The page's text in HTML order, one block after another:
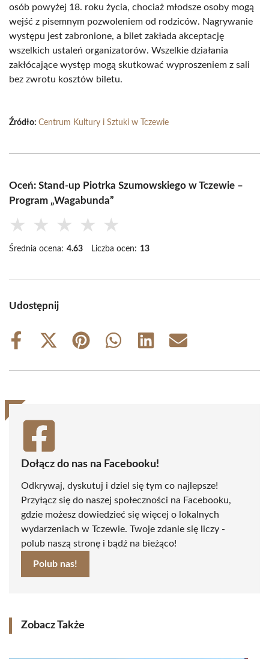
osób powyżej 18. roku życia, chociaż młodsze osoby mogą
wejść z pisemnym pozwoleniem od rodziców. Nagrywanie
występu jest zabronione, a bilet zakłada akceptację
wszelkich ustaleń organizatorów. Wszelkie działania
zakłócające występ mogą skutkować wyproszeniem z sali
bez zwrotu kosztów biletu.
Źródło: Centrum Kultury i Sztuki w Tczewie
Oceń: Stand-up Piotrka Szumowskiego w Tczewie –
Program „Wagabunda”
★ ★ ★ ★ ★
Średnia ocena: 4.63 Liczba ocen: 13
Udostępnij
Share
Share
(Twitter)
Share
Share
Share
Share
Dołącz do nas na Facebooku!
Odkrywaj, dyskutuj i dziel się tym co najlepsze!
Przyłącz się do naszej społeczności na Facebooku,
gdzie możesz dowiedzieć się więcej o lokalnych
wydarzeniach w Tczewie. Twoje zdanie się liczy -
polub naszą stronę i bądź na bieżąco!
Polub nas!
Zobacz Także